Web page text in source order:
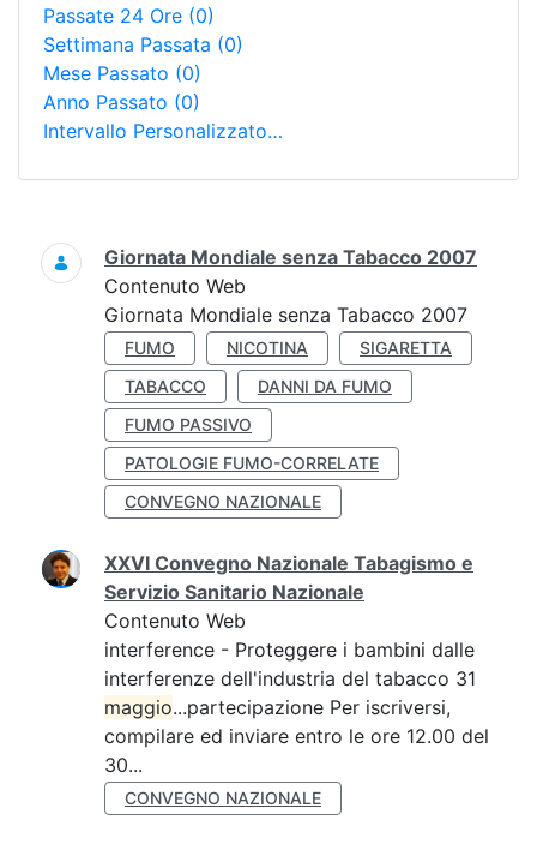
Passate 24 Ore (0)
Settimana Passata (0)
Mese Passato (0)
Anno Passato (0)
Intervallo Personalizzato…
Ricerca
Giornata Mondiale senza Tabacco 2007
Contenuto Web
Giornata Mondiale senza Tabacco 2007
FUMO NICOTINA
SIGARETTA
TABACCO
DANNI DA FUMO
FUMO PASSIVO
PATOLOGIE FUMO-CORRELATE
CONVEGNO NAZIONALE
XXVI Convegno Nazionale Tabagismo e
Servizio Sanitario Nazionale
Contenuto Web
interference - Proteggere i bambini dalle
interferenze dell'industria del tabacco 31
maggio...partecipazione Per iscriversi,
compilare ed inviare entro le ore 12.00 del
30...
CONVEGNO NAZIONALE